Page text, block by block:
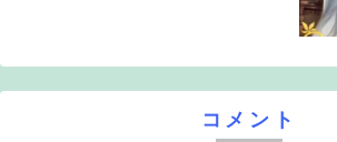
コメント